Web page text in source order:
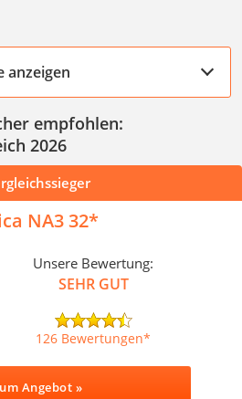
anzeigen
empfohlen:
2026
NA3 32
Unsere Bewertung:
SEHR GUT
126 Bewertungen
Angebot »